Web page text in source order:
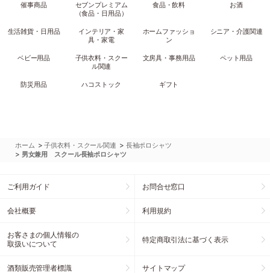
催事商品
セブンプレミアム
（食品・日用品）
食品・飲料 お酒
生活雑貨・日用品
インテリア・家
具・家電
ホームファッショ
ン
シニア・介護関連
ベビー用品
子供衣料・スクー
ル関連
文房具・事務用品 ペット用品
防災用品 ハコストック ギフト
ホーム >子供衣料・スクール関連 > 長袖ポロシャツ
> 男女兼用 スクール長袖ポロシャツ
ご利用ガイド お問合せ窓口
会社概要 利用規約
お客さまの個人情報の
取扱いについて
特定商取引法に基づく表示
酒類販売管理者標識 サイトマップ